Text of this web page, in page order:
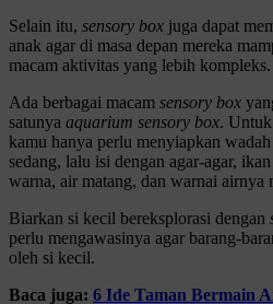
Selain itu, sensory box juga dapat
anak agar di masa depan mereka
macam aktivitas yang lebih kompleks.
Ada berbagai macam sensory box
satunya aquarium sensory box.
kamu hanya perlu menyiapkan
sedang, lalu isi dengan agar-agar,
warna, air matang, dan warnai airnya
Biarkan si kecil bereksplorasi dengan
perlu mengawasinya agar barang-
oleh si kecil.
Baca juga: 6 Ide Taman Bermain